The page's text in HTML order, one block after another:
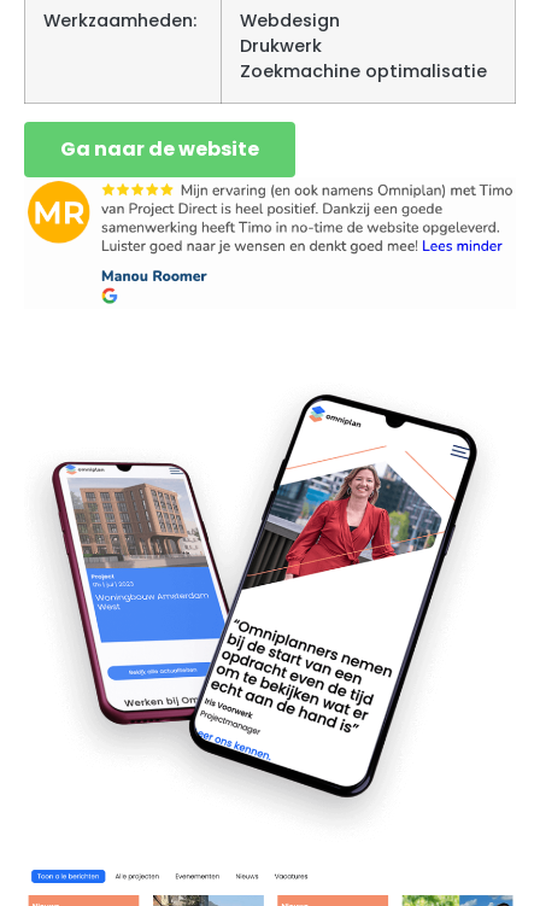
Werkzaamheden:
Webdesign
Drukwerk
Zoekmachine optimalisatie
Ga naar de website